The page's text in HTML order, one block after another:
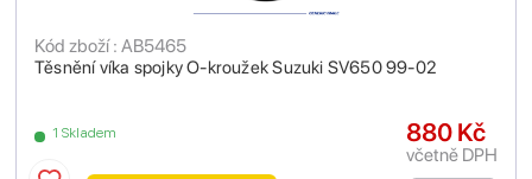
Těsnění víka spojky O-kroužek Suzuki SV650 99-02
Kód zboží : AB5465
1 Skladem 880 Kč
včetně DPH